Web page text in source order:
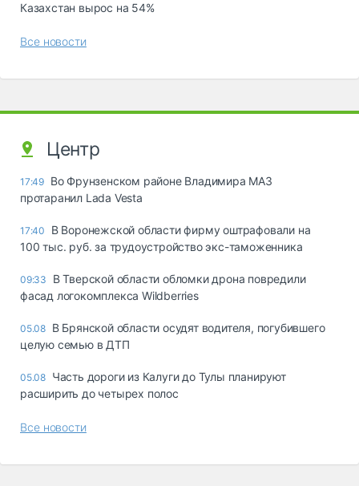
Казахстан вырос на 54%
Все новости
Центр
17:49 Во Фрунзенском районе Владимира МАЗ
протаранил Lada Vesta
17:40
В Воронежской области фирму оштрафовали на
100 тыс. руб. за трудоустройство экс-таможенника
09:33
В Тверской области обломки дрона повредили
фасад логокомплекса Wildberries
05.08 В Брянской области осудят водителя, погубившего
целую семью в ДТП
05.08 Часть дороги из Калуги до Тулы планируют
расширить до четырех полос
Все новости